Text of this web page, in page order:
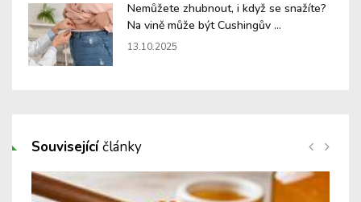
Nemůžete zhubnout, i když se snažíte?
Na vině může být Cushingův ...
13.10.2025
Souvisejícíčlánky